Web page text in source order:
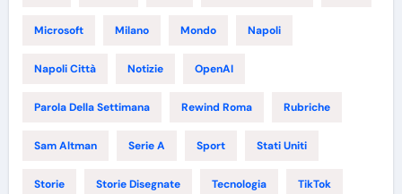
Microsoft Milano Mondo Napoli
Napoli Città Notizie OpenAI
Parola Della Settimana Rewind Roma Rubriche
Sam Altman Serie A Sport Stati Uniti
Storie Storie Disegnate Tecnologia TikTok